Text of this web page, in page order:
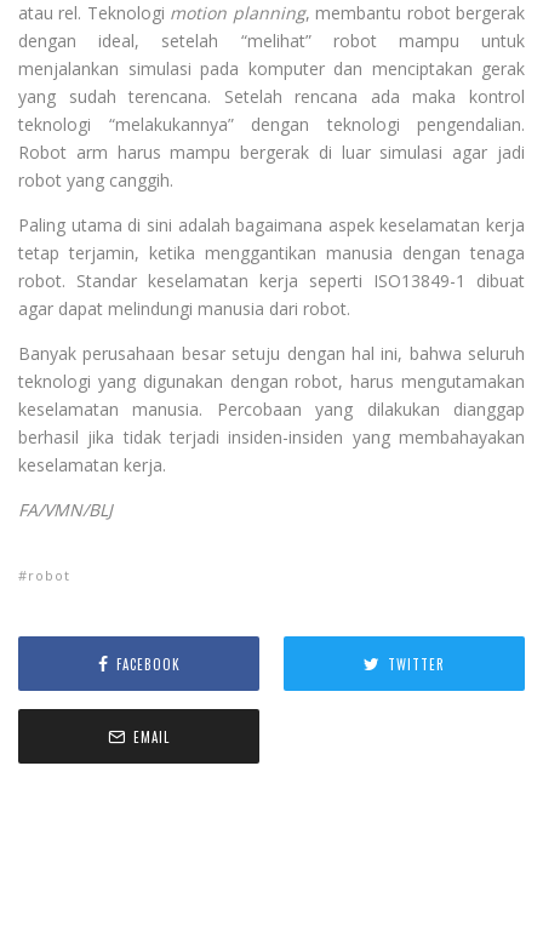
atau rel. Teknologi motion planning, membantu robot bergerak
dengan ideal, setelah “melihat” robot mampu untuk
menjalankan simulasi pada komputer dan menciptakan gerak
yang sudah terencana. Setelah rencana ada maka kontrol
teknologi “melakukannya” dengan teknologi pengendalian.
Robot arm harus mampu bergerak di luar simulasi agar jadi
robot yang canggih.
Paling utama di sini adalah bagaimana aspek keselamatan kerja
tetap terjamin, ketika menggantikan manusia dengan tenaga
robot. Standar keselamatan kerja seperti ISO13849-1 dibuat
agar dapat melindungi manusia dari robot.
Banyak perusahaan besar setuju dengan hal ini, bahwa seluruh
teknologi yang digunakan dengan robot, harus mengutamakan
keselamatan manusia. Percobaan yang dilakukan dianggap
berhasil jika tidak terjadi insiden-insiden yang membahayakan
keselamatan kerja.
FA/VMN/BLJ
robot
FACEBOOK TWITTER
EMAIL